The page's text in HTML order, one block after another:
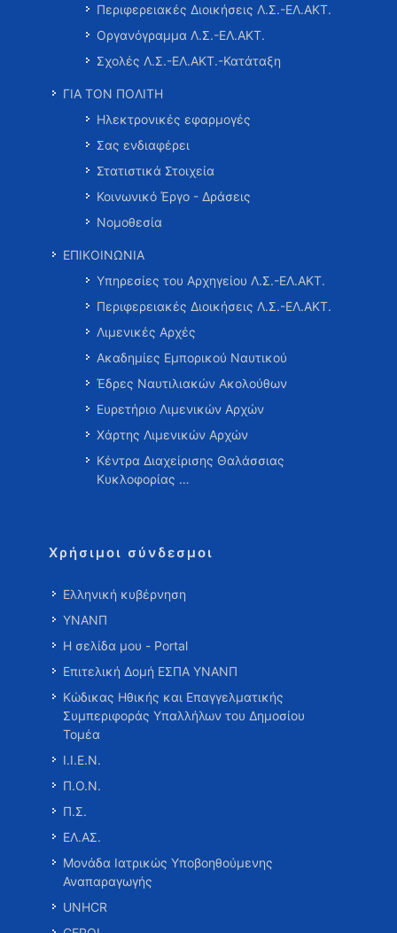
Περιφερειακές Διοικήσεις Λ.Σ.-ΕΛ.ΑΚΤ.
Οργανόγραμμα Λ.Σ.-ΕΛ.ΑΚΤ.
Σχολές Λ.Σ.-ΕΛ.ΑΚΤ.-Κατάταξη
ΓΙΑ ΤΟΝ ΠΟΛΙΤΗ
Ηλεκτρονικές εφαρμογές
Σας ενδιαφέρει
Στατιστικά Στοιχεία
Κοινωνικό Έργο - Δράσεις
Νομοθεσία
ΕΠΙΚΟΙΝΩΝΙΑ
Υπηρεσίες του Αρχηγείου Λ.Σ.-ΕΛ.ΑΚΤ.
Περιφερειακές Διοικήσεις Λ.Σ.-ΕΛ.ΑΚΤ.
Λιμενικές Αρχές
Ακαδημίες Εμπορικού Ναυτικού
Έδρες Ναυτιλιακών Ακολούθων
Ευρετήριο Λιμενικών Αρχών
Χάρτης Λιμενικών Αρχών
Κέντρα Διαχείρισης Θαλάσσιας
Κυκλοφορίας …
Χρήσιμοι σύνδεσμοι
Ελληνική κυβέρνηση
ΥΝΑΝΠ
Η σελίδα μου - Portal
Επιτελική Δομή ΕΣΠΑ ΥΝΑΝΠ
Κώδικας Ηθικής και Επαγγελματικής
Συμπεριφοράς Υπαλλήλων του Δημοσίου
Τομέα
Ι.Ι.Ε.Ν.
Π.Ο.Ν.
Π.Σ.
ΕΛ.ΑΣ.
Μονάδα Ιατρικώς Υποβοηθούμενης
Αναπαραγωγής
UNHCR